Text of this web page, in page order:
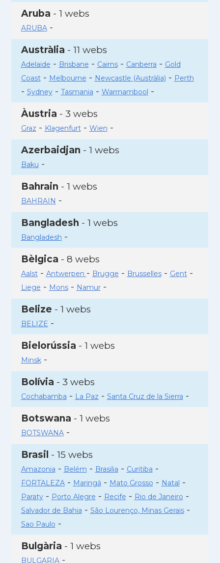
Aruba - 1 webs
ARUBA-
Austràlia - 11 webs
Adelaide - Brisbane - Cairns- Canberra - Gold
Coast- Melbourne - Newcastle (Austràlia) - Perth
- Sydney- Tasmania - Warrnambool -
Àustria - 3 webs
Graz - Klagenfurt- Wien -
Azerbaidjan - 1 webs
Baku -
Bahrain - 1 webs
BAHRAIN -
Bangladesh - 1 webs
Bangladesh -
Bèlgica - 8 webs
Aalst- Antwerpen - Brugge - Brusselles- Gent-
Liege - Mons- Namur-
Belize - 1 webs
BELIZE -
Bielorússia - 1 webs
Minsk-
Bolívia - 3 webs
Cochabamba - La Paz - Santa Cruz de la Sierra -
Botswana - 1 webs
BOTSWANA-
Brasil - 15 webs
Amazonia - Belém - Brasilia - Curitiba -
FORTALEZA- Maringá - Mato Grosso - Natal -
Paraty- Porto Alegre - Recife - Rio de Janeiro -
Salvador de Bahia - São Lourenço, Minas Gerais-
Sao Paulo -
Bulgària - 1 webs
BULGARIA-